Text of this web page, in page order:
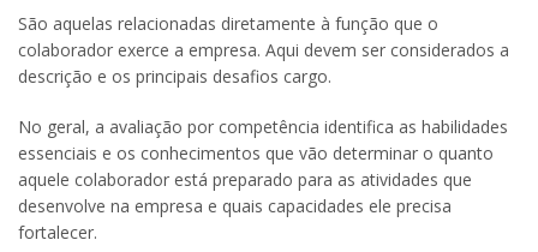
São aquelas relacionadas diretamente à função que o
colaborador exerce a empresa. Aqui devem ser considerados a
descrição e os principais desafios cargo.
No geral, a avaliação por competência identifica as habilidades
essenciais e os conhecimentos que vão determinar o quanto
aquele colaborador está preparado para as atividades que
desenvolve na empresa e quais capacidades ele precisa
fortalecer.